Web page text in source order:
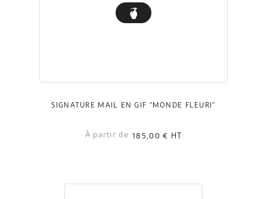
SIGNATURE MAIL EN GIF "MONDE FLEURI"
À partir de 185,00 € HT